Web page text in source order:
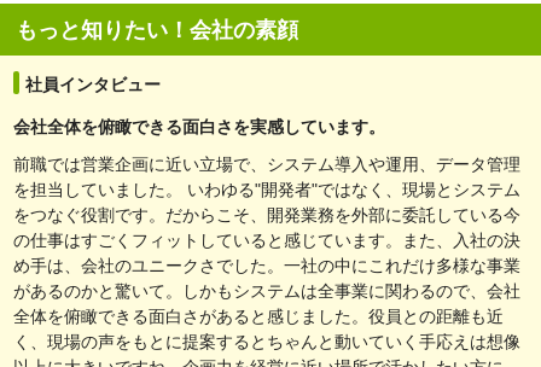
もっと知りたい！会社の素顔
社員インタビュー
会社全体を俯瞰できる面白さを実感しています。
前職では営業企画に近い立場で、システム導入や運用、データ管理
を担当していました。 いわゆる"開発者"ではなく、現場とシステム
をつなぐ役割です。だからこそ、開発業務を外部に委託している今
の仕事はすごくフィットしていると感じています。また、入社の決
め手は、会社のユニークさでした。一社の中にこれだけ多様な事業
があるのかと驚いて。しかもシステムは全事業に関わるので、会社
全体を俯瞰できる面白さがあると感じました。役員との距離も近
く、現場の声をもとに提案するとちゃんと動いていく手応えは想像